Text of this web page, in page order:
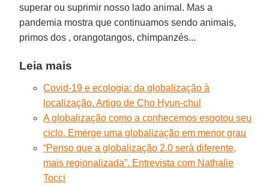
superar ou suprimir nosso lado animal. Mas a
pandemia mostra que continuamos sendo animais,
primos dos , orangotangos, chimpanzés...
Leia mais
Covid-19 e ecologia: da globalização à
localização. Artigo de Cho Hyun-chul
A globalização como a conhecemos esgotou seu
ciclo. Emerge uma globalização em menor grau
“Penso que a globalização 2.0 será diferente,
mais regionalizada”. Entrevista com Nathalie
Tocci